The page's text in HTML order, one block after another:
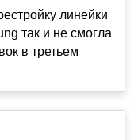
линейки
так и не смогла
в третьем